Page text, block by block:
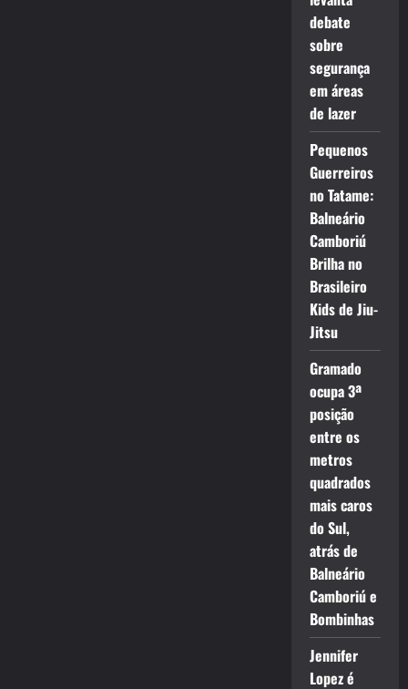
debate
sobre
segurança
em áreas
de lazer
Pequenos
Guerreiros
no Tatame:
Balneário
Camboriú
Brilha no
Brasileiro
Kids de Jiu-
Jitsu
Gramado
ocupa 3ª
posição
entre os
metros
quadrados
mais caros
do Sul,
atrás de
Balneário
Camboriú e
Bombinhas
Jennifer
Lopez é